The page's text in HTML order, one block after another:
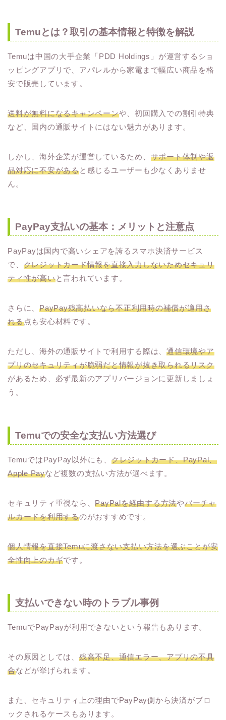
Temuとは？取引の基本情報と特徴を解説
Temuは中国の大手企業「PDD Holdings」が運営するショ
ッピングアプリで、アパレルから家電まで幅広い商品を格
安で販売しています。
送料が無料になるキャンペーンや、初回購入での割引特典
など、国内の通販サイトにはない魅力があります。
しかし、海外企業が運営しているため、 サポート体制や返
品対応に不安があると感じるユーザーも少なくありませ
ん。
PayPay支払いの基本：メリットと注意点
PayPayは国内で高いシェアを誇るスマホ決済サービス
で、 クレジットカード情報を直接入力しないためセキュリ
ティ性が高いと言われています。
さらに、PayPay残高払いなら不正利用時の補償が適用さ
れる点も安心材料です。
ただし、海外の通販サイトで利用する際は、通信環境やア
プリのセキュリティが脆弱だと情報が抜き取られるリスク
があるため、必ず最新のアプリバージョンに更新しましょ
う。
Temuでの安全な支払い方法選び
TemuではPayPay以外にも、 クレジットカード、PayPal、
Apple Payなど複数の支払い方法が選べます。
セキュリティ重視なら、PayPalを経由する方法やバーチャ
ルカードを利用するのがおすすめです。
個人情報を直接Temuに渡さない支払い方法を選ぶことが安
全性向上のカギです。
支払いできない時のトラブル事例
TemuでPayPayが利用できないという報告もあります。
その原因としては、 残高不足、通信エラー、アプリの不具
合などが挙げられます。
また、セキュリティ上の理由でPayPay側から決済がブロ
ックされるケースもあります。